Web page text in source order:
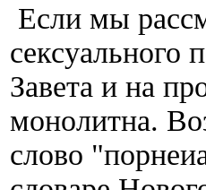
Если мы
сексуального
Завета и на
монолитна.
слово